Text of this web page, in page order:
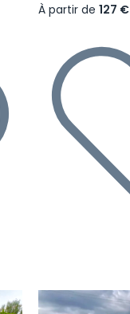
À partir de 127 €